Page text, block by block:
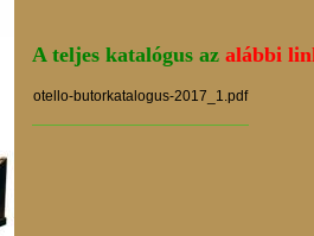
A teljes katalógus az alábbi
otello-butorkatalogus-2017_1.pdf